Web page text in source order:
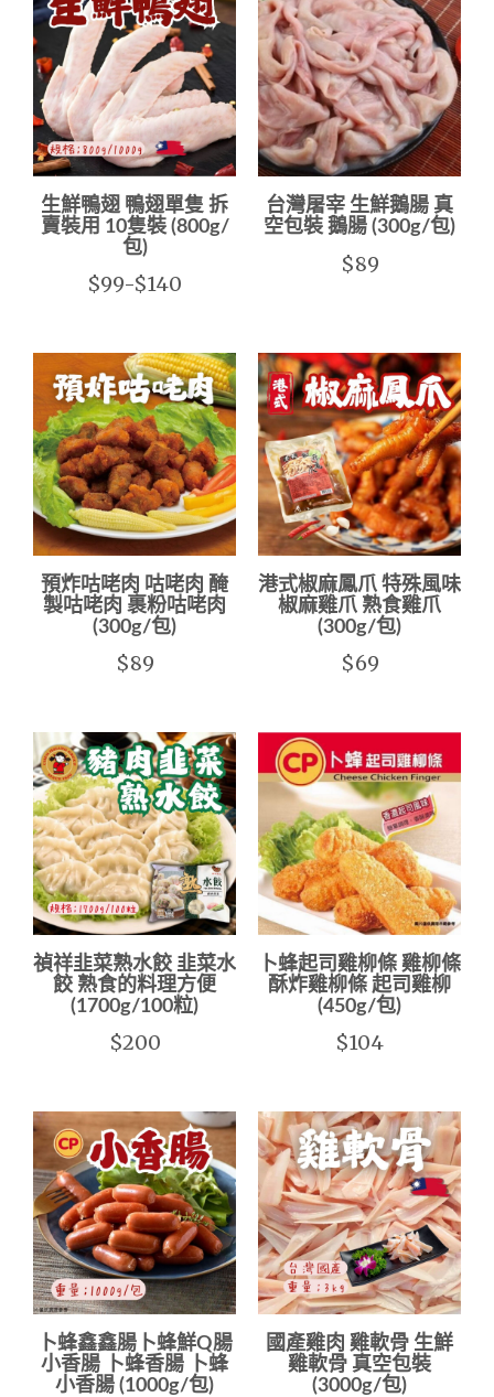
生鮮鴨翅 鴨翅單隻 拆
賣裝用 10隻裝 (800g/
包)
$99-$140
台灣屠宰 生鮮鵝腸 真
空包裝 鵝腸 (300g/包)
$89
預炸咕咾肉 咕咾肉 醃
製咕咾肉 裹粉咕咾肉
(300g/包)
$89
港式椒麻鳳爪 特殊風味
椒麻雞爪 熟食雞爪
(300g/包)
$69
禎祥韭菜熟水餃 韭菜水
餃 熟食的料理方便
(1700g/100粒)
$200
卜蜂起司雞柳條 雞柳條
酥炸雞柳條 起司雞柳
(450g/包)
$104
卜蜂鑫鑫腸卜蜂鮮Q腸
小香腸 卜蜂香腸 卜蜂
小香腸 (1000g/包)
國產雞肉 雞軟骨 生鮮
雞軟骨 真空包裝
(3000g/包)